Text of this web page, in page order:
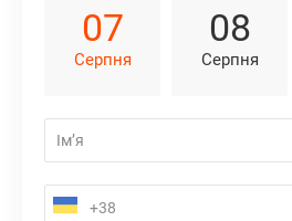
07
Серпня
08
Серпня